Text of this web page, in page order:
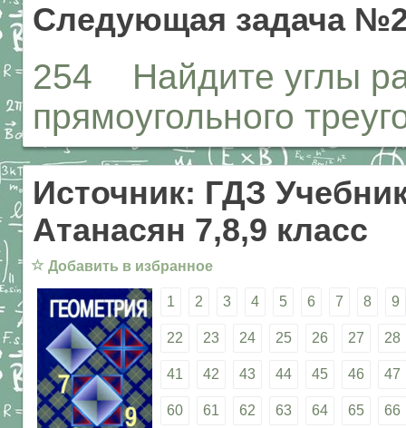
Следующая задача
254 Найдите углы
прямоугольного
Источник: ГДЗ
Атанасян 7,8,9 класс
☆ Добавить в избранное
1 2 3 4 5 6 7 8 9
22 23 24 25 26 27 28
41 42 43 44 45 46 47
60 61 62 63 64 65 66